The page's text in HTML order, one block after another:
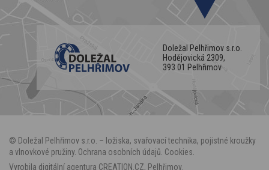
Doležal Pelhřimov s.r.o.
Hodějovická 2309,
393 01 Pelhřimov
© Doležal Pelhřimov s.r.o. – ložiska, svařovací technika, pojistné kroužky
a vlnovkové pružiny. Ochrana osobních údajů Cookies
Vyrobila digitální agentura CREATION.CZ, Pelhřimov.